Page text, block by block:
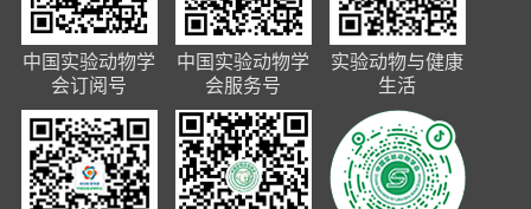
中国实验动物学
会订阅号
中国实验动物学
会服务号
实验动物与健康
生活